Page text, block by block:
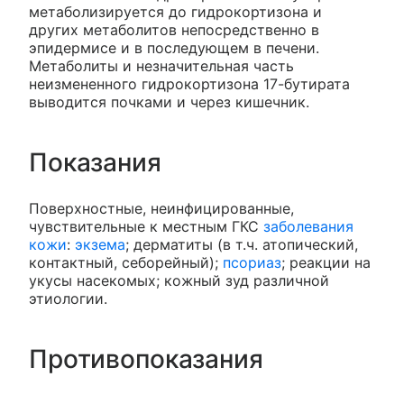
метаболизируется до гидрокортизона и
других метаболитов непосредственно в
эпидермисе и в последующем в печени.
Метаболиты и незначительная часть
неизмененного гидрокортизона 17-бутирата
выводится почками и через кишечник.
Показания
Поверхностные, неинфицированные,
чувствительные к местным ГКС заболевания
кожи: экзема; дерматиты (в т.ч. атопический,
контактный, себорейный); псориаз; реакции на
укусы насекомых; кожный зуд различной
этиологии.
Противопоказания